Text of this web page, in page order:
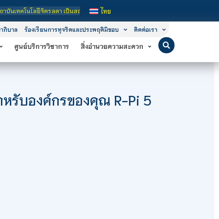
จิตรลดา เป็นสถาบันอุดมศึกษาในกำกับของรัฐ เปิดหลักสูตรการเรียนการสอน 3 ร
ไทย
ภิบาล ร้องเรียนการทุจริตและประพฤติมิชอบ ติดต่อเรา
ศูนย์บริการวิชาการ สิ่งอำนวยความสะดวก
รับองค์กรของคุณ R-Pi 5